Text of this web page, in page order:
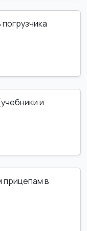
и
прицепам в